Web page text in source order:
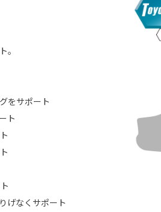
。
をサポート
ト
げなくサポート